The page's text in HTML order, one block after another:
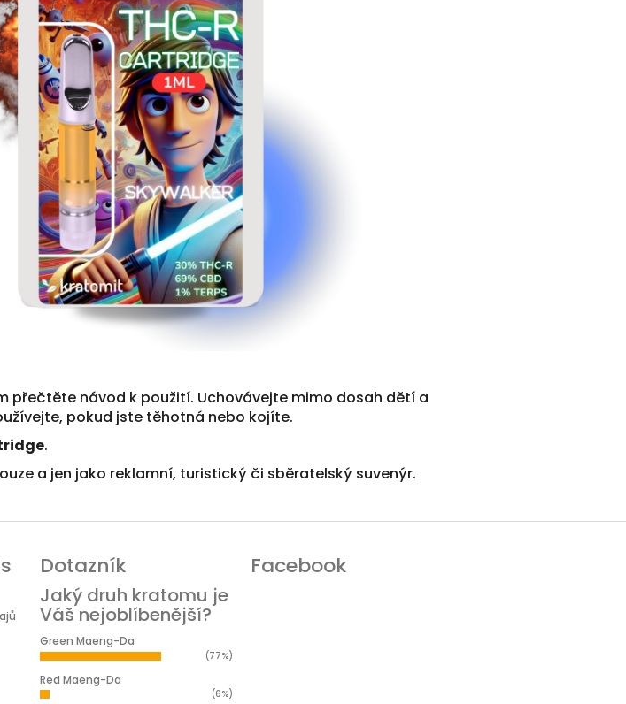
přečtěte návod k použití. Uchovávejte mimo dosah dětí a
pokud jste těhotná nebo kojíte.
.
a jen jako reklamní, turistický či sběratelský suvenýr.
Dotazník
Jaký druh kratomu je
Váš nejoblíbenější?
Green Maeng-Da
(77%)
Red Maeng-Da
(6%)
Facebook